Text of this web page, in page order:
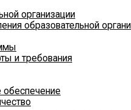
организации
образовательной
и требования
обеспечение